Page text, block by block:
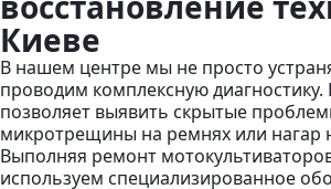
Киеве
В нашем центре мы не просто
проводим комплексную
позволяет выявить скрытые
микротрещины на ремнях или нагар
Выполняя ремонт
используем специализированное